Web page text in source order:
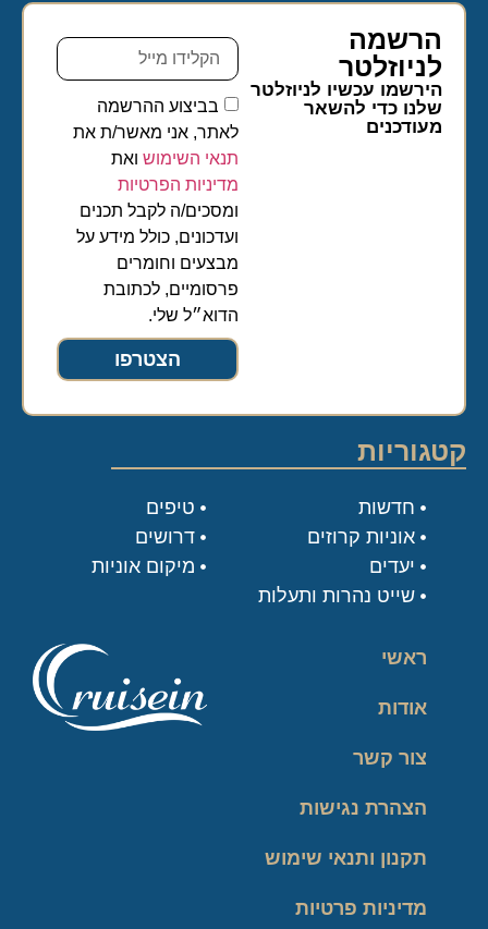
הרשמה
לניוזלטר​
הירשמו עכשיו לניוזלטר
שלנו כדי להשאר
מעודכנים
בביצוע ההרשמה
לאתר, אני מאשר/ת את
תנאי השימושואת
מדיניות הפרטיות
ומסכים/ה לקבל תכנים
ועדכונים, כולל מידע על
מבצעים וחומרים
פרסומיים, לכתובת
הדוא״ל שלי.
הצטרפו
ראשי
אודות
צור קשר
הצהרת נגישות
תקנון ותנאי שימוש
מדיניות פרטיות
קטגוריות
טיפים
דרושים
מיקום אוניות
חדשות
אוניות קרוזים
יעדים
שייט נהרות ותעלות